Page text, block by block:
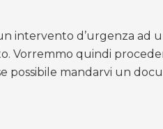
intervento d’urgenza ad
Vorremmo quindi
possibile mandarvi un